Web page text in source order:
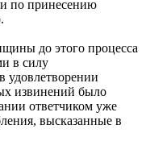
по принесению
до этого процесса
в силу
удовлетворении
извинений было
ответчиком уже
высказанные в